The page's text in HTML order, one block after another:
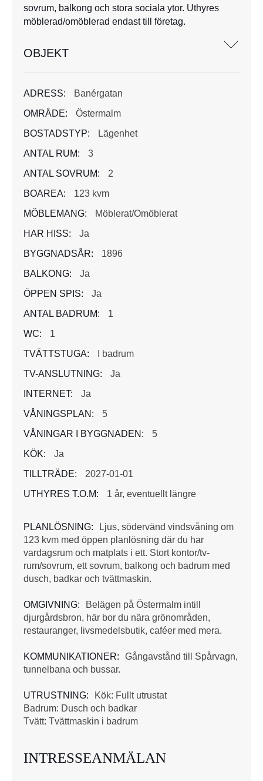
sovrum, balkong och stora sociala ytor. Uthyres
möblerad/omöblerad endast till företag.
OBJEKT
ADRESS:
Banérgatan
OMRÅDE:
Östermalm
BOSTADSTYP:
Lägenhet
ANTAL RUM:
3
ANTAL SOVRUM:
2
BOAREA:
123 kvm
MÖBLEMANG:
Möblerat/Omöblerat
HAR HISS:
Ja
BYGGNADSÅR:
1896
BALKONG:
Ja
ÖPPEN SPIS:
Ja
ANTAL BADRUM:
1
WC:
1
TVÄTTSTUGA:
I badrum
TV-ANSLUTNING:
Ja
INTERNET:
Ja
VÅNINGSPLAN:
5
VÅNINGAR I BYGGNADEN:
5
KÖK:
Ja
TILLTRÄDE:
2027-01-01
UTHYRES T.O.M:
1 år, eventuellt längre
PLANLÖSNING:
Ljus, södervänd vindsvåning om
123 kvm med öppen planlösning där du har
vardagsrum och matplats i ett. Stort kontor/tv-
rum/sovrum, ett sovrum, balkong och badrum med
dusch, badkar och tvättmaskin.
OMGIVNING:
Belägen på Östermalm intill
djurgårdsbron, här bor du nära grönområden,
restauranger, livsmedelsbutik, caféer med mera.
KOMMUNIKATIONER:
Gångavstånd till Spårvagn,
tunnelbana och bussar.
UTRUSTNING:
Kök: Fullt utrustat
Badrum: Dusch och badkar
Tvätt: Tvättmaskin i badrum
INTRESSEANMÄLAN